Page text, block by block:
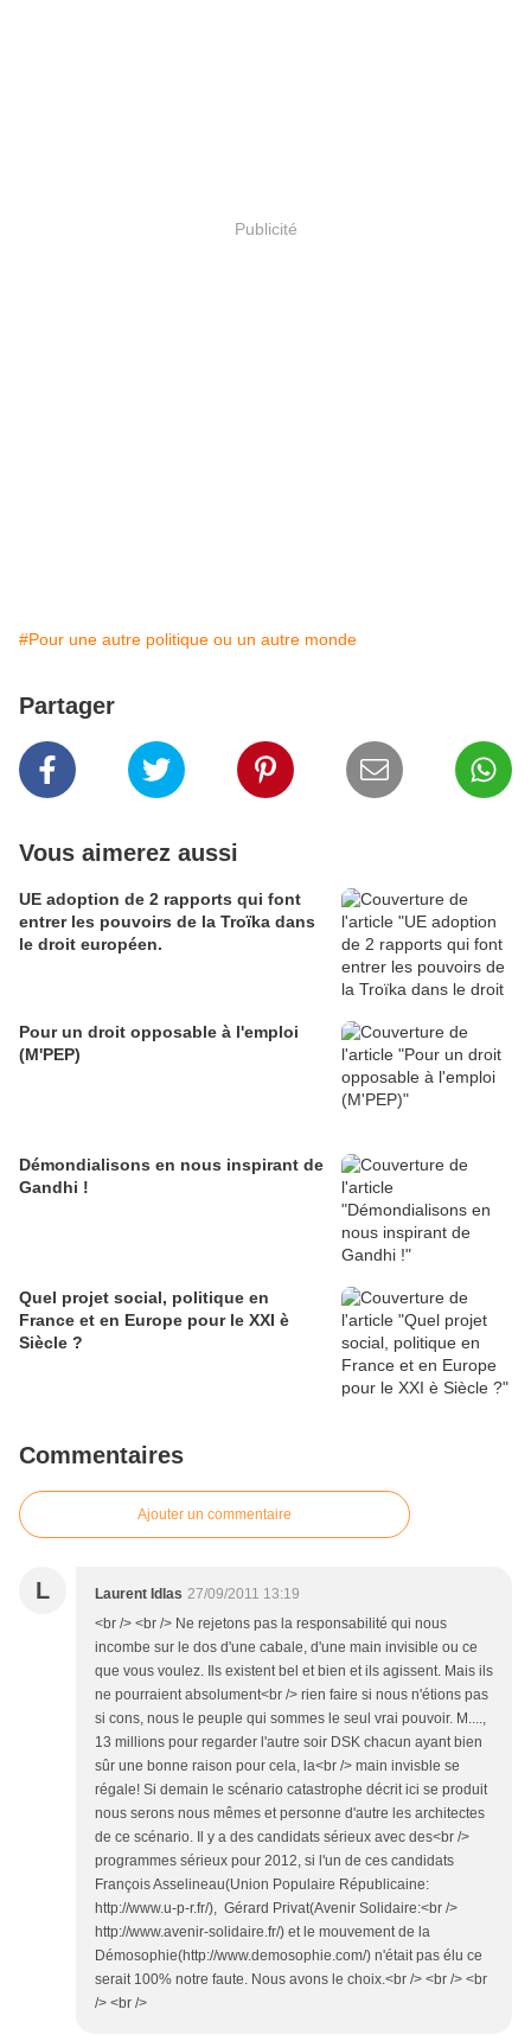
Publicité
#Pour une autre politique ou un autre monde
Partager
Vous aimerez aussi
UE adoption de 2 rapports qui font
entrer les pouvoirs de la Troïka dans
le droit européen.
Pour un droit opposable à l'emploi
(M'PEP)
Démondialisons en nous inspirant de
Gandhi !
Quel projet social, politique en
France et en Europe pour le XXI è
Siècle ?
Commentaires
Ajouter un commentaire
L Laurent Idlas 27/09/2011 13:19
<br /> <br /> Ne rejetons pas la responsabilité qui nous
incombe sur le dos d'une cabale, d'une main invisible ou ce
que vous voulez. Ils existent bel et bien et ils agissent. Mais ils
ne pourraient absolument<br /> rien faire si nous n'étions pas
si cons, nous le peuple qui sommes le seul vrai pouvoir. M....,
13 millions pour regarder l'autre soir DSK chacun ayant bien
sûr une bonne raison pour cela, la<br /> main invisble se
régale! Si demain le scénario catastrophe décrit ici se produit
nous serons nous mêmes et personne d'autre les architectes
de ce scénario. Il y a des candidats sérieux avec des<br />
programmes sérieux pour 2012, si l'un de ces candidats
François Asselineau(Union Populaire Républicaine:
http://www.u-p-r.fr/), Gérard Privat(Avenir Solidaire:<br />
http://www.avenir-solidaire.fr/) et le mouvement de la
Démosophie(http://www.demosophie.com/) n'était pas élu ce
serait 100% notre faute. Nous avons le choix.<br /> <br /> <br
/> <br />